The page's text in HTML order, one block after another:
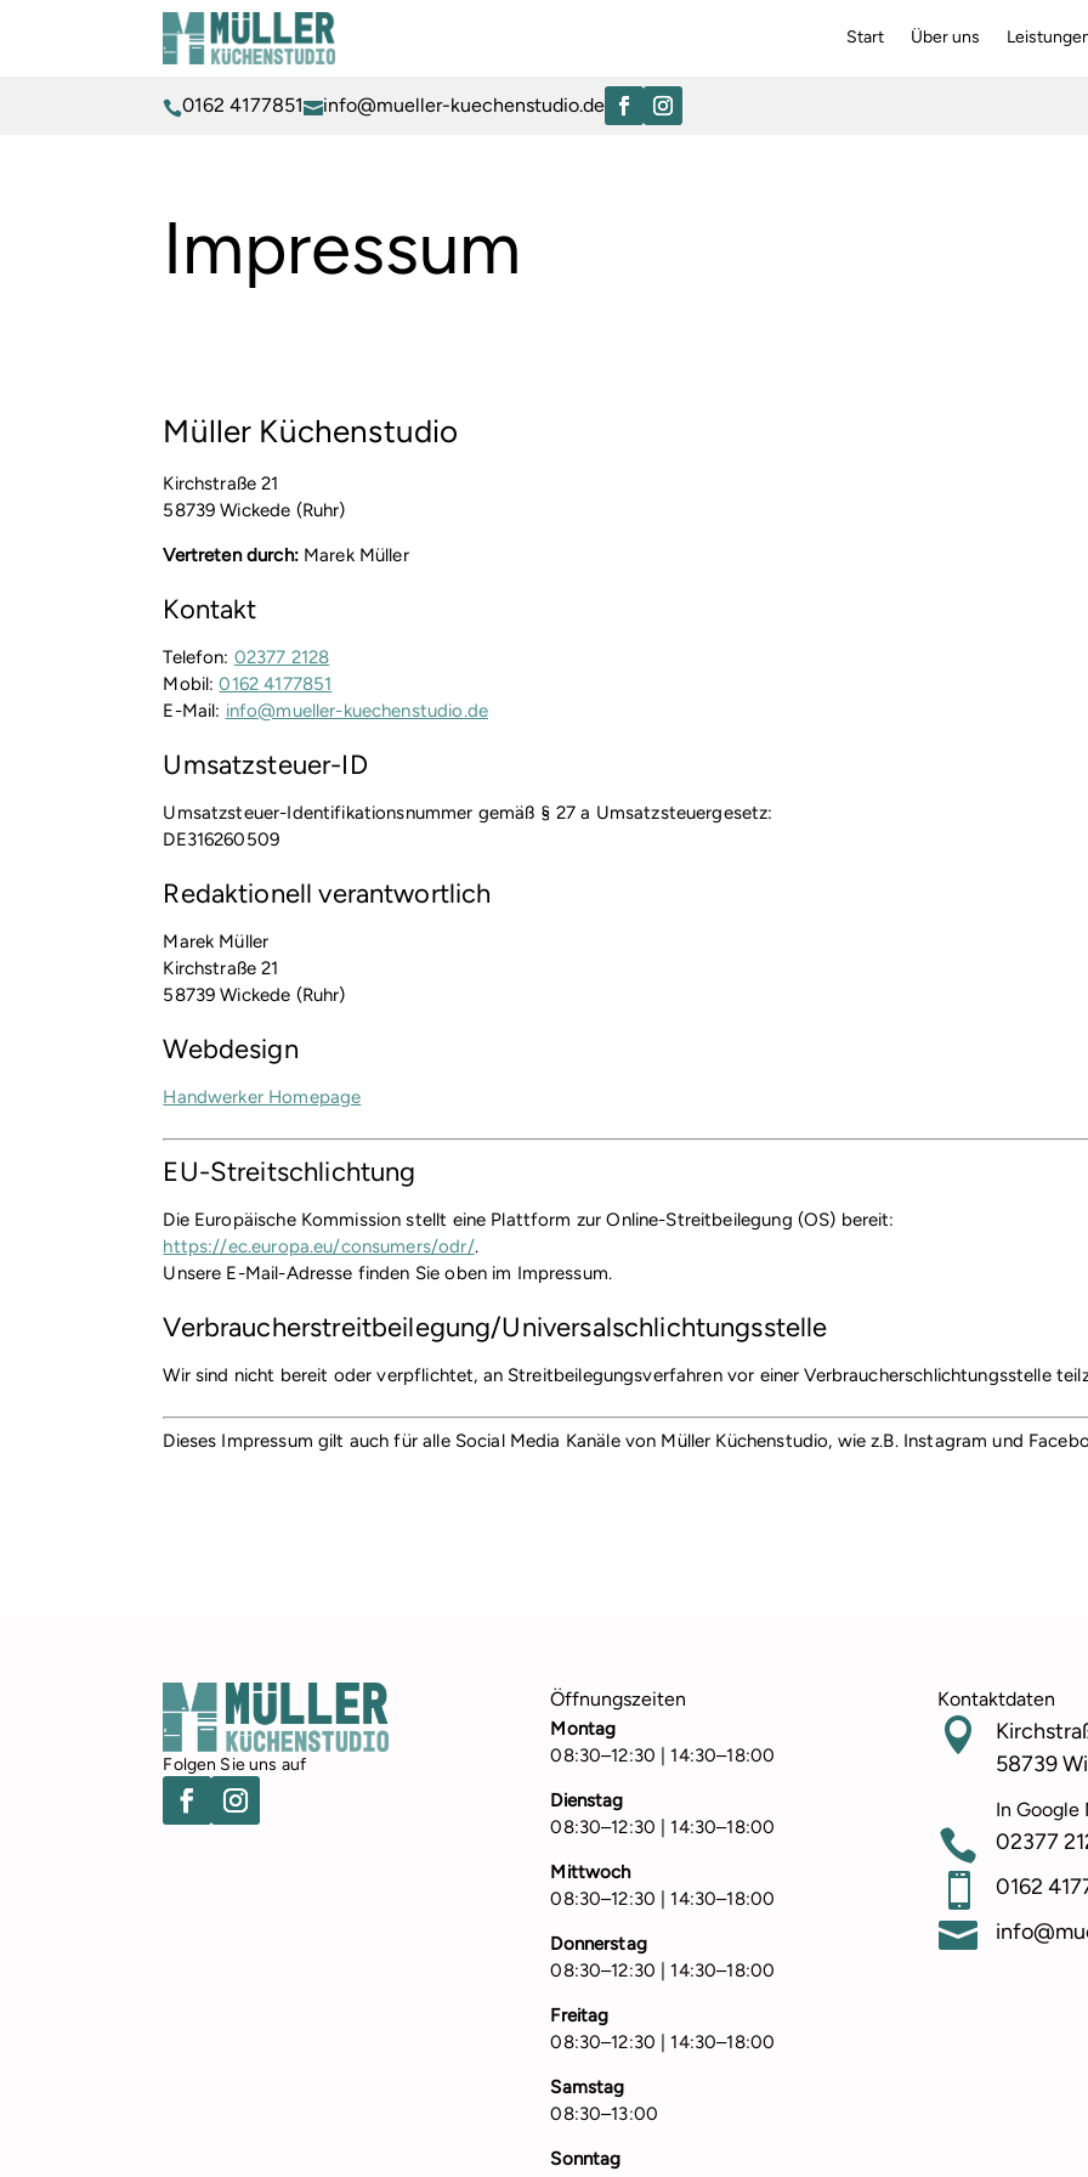
Start Über uns
0162 4177851info@mueller-kuechenstudio.de
Impressum
Müller Küchenstudio
Kirchstraße 21
58739 Wickede (Ruhr)
Vertreten durch:Marek Müller
Kontakt
Telefon: 02377 2128
Mobil:0162 4177851
E-Mail: info@mueller-kuechenstudio.de
Umsatzsteuer-ID
Umsatzsteuer-Identifikationsnummer gemäß § 27 a Umsatzsteuergesetz:
DE316260509
Redaktionell verantwortlich
Marek Müller
Kirchstraße 21
58739 Wickede (Ruhr)
Webdesign
Handwerker Homepage
EU-Streitschlichtung
Die Europäische Kommission stellt eine Plattform zur Online-Streitbeilegung (OS) bereit:
https://ec.europa.eu/consumers/odr/.
Unsere E-Mail-Adresse finden Sie oben im Impressum.
Verbraucher­streit­beilegung/Universal­schlichtungs­stelle
Wir sind nicht bereit oder verpflichtet, an Streitbeilegungsverfahren vor einer Verbraucherschlichtungsstelle
Dieses Impressum gilt auch für alle Social Media Kanäle von Müller Küchenstudio, wie z.B. Instagram und
Folgen Sie uns auf
Öffnungszeiten
Montag
08:30–12:30 | 14:30–18:00
Dienstag
08:30–12:30 | 14:30–18:00
Mittwoch
08:30–12:30 | 14:30–18:00
Donnerstag
08:30–12:30 | 14:30–18:00
Freitag
08:30–12:30 | 14:30–18:00
Samstag
08:30–13:00
Sonntag
Kontaktdaten

58739
In Google
 02377
 0162
